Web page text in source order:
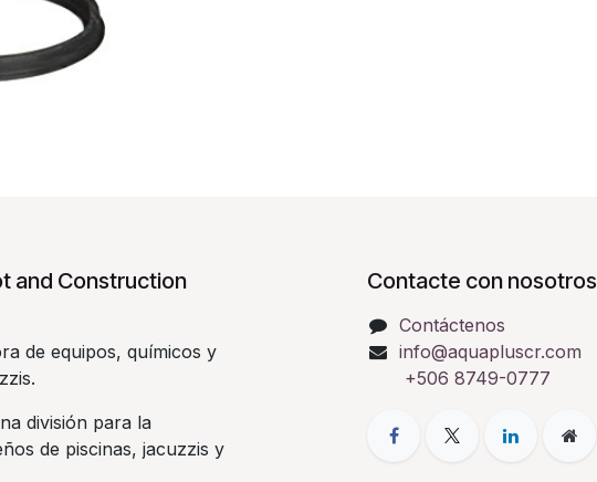
and Construction
de equipos, químicos y
división para la
de piscinas, jacuzzis y
Contacte con nosotros
Contáctenos
info@aquapluscr.com
+506 8749-0777